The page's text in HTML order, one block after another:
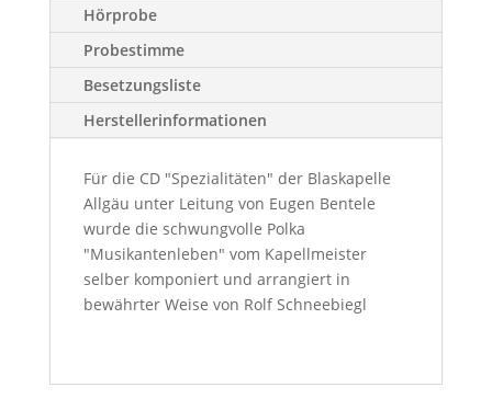
Hörprobe
Probestimme
Besetzungsliste
Herstellerinformationen
Für die CD "Spezialitäten" der Blaskapelle
Allgäu unter Leitung von Eugen Bentele
wurde die schwungvolle Polka
"Musikantenleben" vom Kapellmeister
selber komponiert und arrangiert in
bewährter Weise von Rolf Schneebiegl